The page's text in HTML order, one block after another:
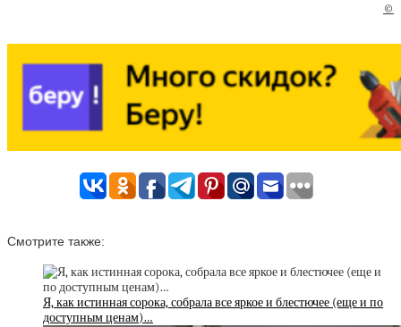
©
Смотрите также:
Я, как истинная сорока, собрала все яркое и блестючее (еще и по
доступным ценам)…